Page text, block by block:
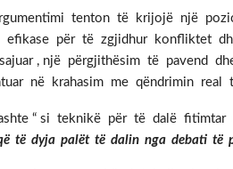
tenton të krijojë një
efikase për të zgjidhur konfliktet
, një përgjithësim të pavend
në krahasim me qëndrimin real
“ si teknikë për të dalë
të dyja palët të dalin nga debati të